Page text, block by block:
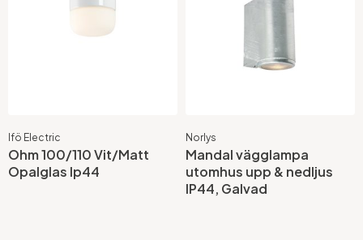
Ifö Electric
Ohm 100/110 Vit/Matt
Opalglas Ip44
Norlys
Mandal vägglampa
utomhus upp & nedljus
IP44, Galvad